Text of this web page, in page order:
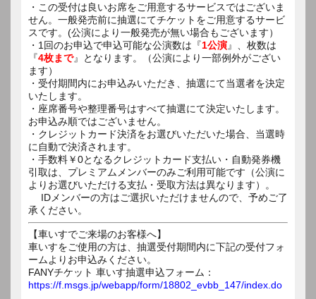
・この受付は良いお席をご用意するサービスではございま
せん。一般発売前に抽選にてチケットをご用意するサービ
スです。(公演により一般発売が無い場合もございます）
・1回のお申込で申込可能な公演数は『1公演』、枚数は
『4枚まで』となります。（公演により一部例外がござい
ます）
・受付期間内にお申込みいただき、抽選にて当選者を決定
いたします。
・座席番号や整理番号はすべて抽選にて決定いたします。
お申込み順ではございません。
・クレジットカード決済をお選びいただいた場合、当選時
に自動で決済されます。
・手数料￥0となるクレジットカード支払い・自動発券機
引取は、プレミアムメンバーのみご利用可能です（公演に
よりお選びいただける支払・受取方法は異なります）。
IDメンバーの方はご選択いただけませんので、予めご了
承ください。
【車いすでご来場のお客様へ】
車いすをご使用の方は、抽選受付期間内に下記の受付フォ
ームよりお申込みください。
FANYチケット 車いす抽選申込フォーム：
https://f.msgs.jp/webapp/form/18802_evbb_147/index.do